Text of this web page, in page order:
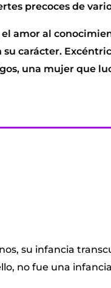
precoces de
amor al
carácter.
una mujer que
su infancia
no fue una